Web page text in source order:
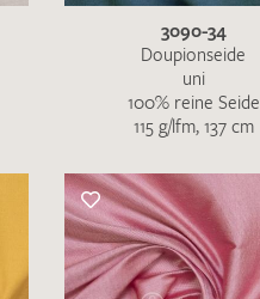
meiner Musteranfrage
3090-34
Doupionseide
uni
100% reine Seide
115 g/lfm, 137 cm